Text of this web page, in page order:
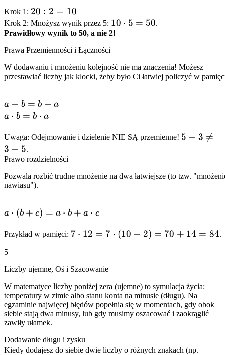
Krok 1: 20
: 2
=
20 : 2 = 10
Krok 2: Mnożysz wynik przez 5: 10
\cdot
10 ⋅ 5 = 50.
Prawidłowy wynik to 50, a nie 2!
Prawa Przemienności i Łączności
W dodawaniu i mnożeniu kolejność nie ma znaczenia! Możesz
przestawiać liczby jak klocki, żeby było Ci łatwiej policzyć w
a
+
=
b
+
a
a + b = b + a
a
b =
b
\cdot
a
a ⋅ b = b ⋅ a
Uwaga: Odejmowanie i dzielenie NIE SĄ przemienne! 5-3
5 − 3 
=
3 − 5.
Prawo rozdzielności
Pozwala rozbić trudne mnożenie na dwa łatwiejsze (to tzw.
nawiasu").
a
(b +
c) =
\cdot
b + a
\cdot
c
a ⋅ (b + c) = a ⋅ b + a ⋅ c
Przykład w pamięci: 7
7
(10
+ 2)
= 70
= 84
7 ⋅ 12 = 7 ⋅ (10 + 2) = 70 + 14 = 84.
5
Liczby ujemne, Oś i Szacowanie
W matematyce liczby poniżej zera (ujemne) to symulacja życia:
temperatury w zimie albo stanu konta na minusie (długu). Na
egzaminie najwięcej błędów popełnia się w momentach, gdy obok
siebie stają dwa minusy, lub gdy musimy oszacować i zaokrąglić
zawiły ułamek.
Dodawanie długu i zysku
Kiedy dodajesz do siebie dwie liczby o różnych znakach (np.